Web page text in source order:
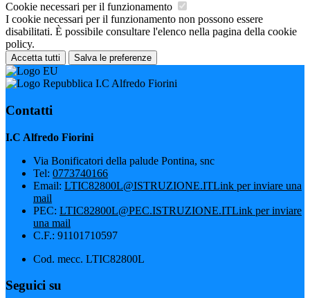
Cookie necessari per il funzionamento
I cookie necessari per il funzionamento non possono essere
disabilitati. È possibile consultare l'elenco nella pagina della cookie
policy.
Accetta tutti Salva le preferenze
I.C Alfredo Fiorini
Contatti
I.C Alfredo Fiorini
Via Bonificatori della palude Pontina, snc
Tel: 0773740166
Email: LTIC82800L@ISTRUZIONE.ITLink per inviare una
mail
PEC: LTIC82800L@PEC.ISTRUZIONE.ITLink per inviare
una mail
C.F.: 91101710597
Cod. mecc. LTIC82800L
Seguici su